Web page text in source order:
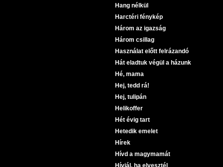
Hang nélkül
Harctéri fénykép
Három az igazság
Három csillag
Használat előtt felrázandó
Hát eladtuk végül a házunk
Hé, mama
Hej, tedd rá!
Hej, tulipán
Helikoffer
Hét évig tart
Hetedik emelet
Hírek
Hívd a magymamát
Hívjál, ha elvesztél